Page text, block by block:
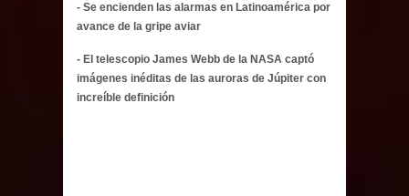
- Se encienden las alarmas en Latinoamérica por
avance de la gripe aviar
- El telescopio James Webb de la NASA captó
imágenes inéditas de las auroras de Júpiter con
increíble definición